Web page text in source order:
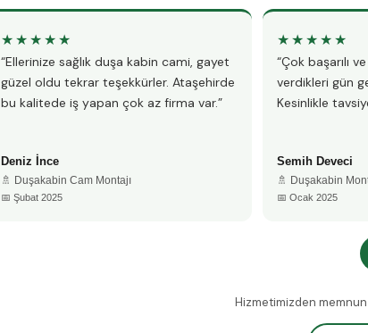
★★★★★
“Ellerinize sağlık duşa kabin cami, gayet
güzel oldu tekrar teşekkürler. Ataşehirde
bu kalitede iş yapan çok az firma var.”
Deniz İnce
🚿 Duşakabin Cam Montajı
📅 Şubat 2025
★★★★★
“Çok başarılı
verdikleri gün
Kesinlikle
Semih Deveci
🚿 Duşakabin
📅 Ocak 2025
Hizmetimizden memnun